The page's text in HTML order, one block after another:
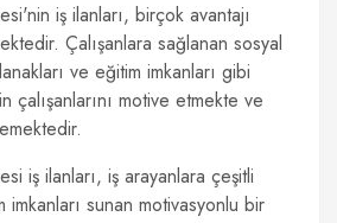
iş ilanları, birçok avantajı
Çalışanlara sağlanan sosyal
ve eğitim imkanları gibi
çalışanlarını motive etmekte ve
iş ilanları, iş arayanlara çeşitli
sunan motivasyonlu bir